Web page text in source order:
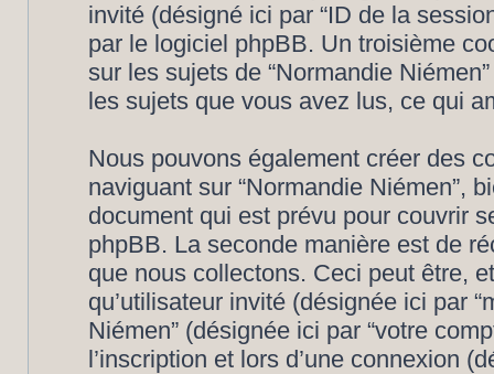
invité (désigné ici par “ID de la
par le logiciel phpBB. Un troisième
sur les sujets de “Normandie
les sujets que vous avez lus, ce qui
Nous pouvons également créer des
naviguant sur “Normandie Niémen”,
document qui est prévu pour couvrir
phpBB. La seconde manière est de
que nous collectons. Ceci peut être,
qu’utilisateur invité (désignée ici par
Niémen” (désignée ici par “votre
l’inscription et lors d’une connexion